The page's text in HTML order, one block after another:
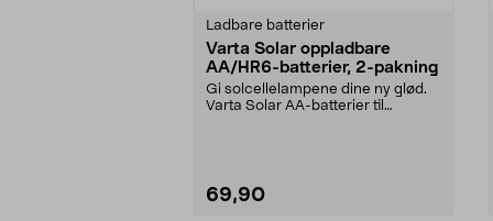
Ladbare batterier
Varta Solar oppladbare
AA/HR6-batterier, 2-pakning
Gi solcellelampene dine ny glød.
Varta Solar AA-batterier til
69,90